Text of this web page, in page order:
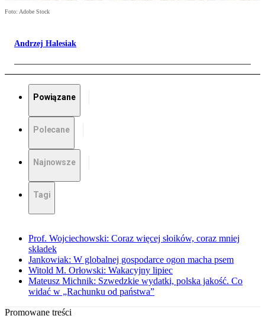
Foto: Adobe Stock
Andrzej Halesiak
Powiązane
Polecane
Najnowsze
Tagi
Prof. Wojciechowski: Coraz więcej słoików, coraz mniej
składek
Jankowiak: W globalnej gospodarce ogon macha psem
Witold M. Orłowski: Wakacyjny lipiec
Mateusz Michnik: Szwedzkie wydatki, polska jakość. Co
widać w „Rachunku od państwa”
Promowane treści